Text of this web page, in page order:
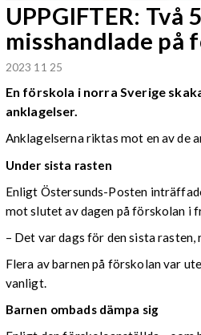
UPPGIFTER: Två
misshandlade på
2023 11 25
En förskola i norra Sverige
anklagelser.
Anklagelserna riktas mot en av de
Under sista rasten
Enligt Östersunds-Posten
mot slutet av dagen på förskolan i
– Det var dags för den sista
Flera av barnen på förskolan var
vanligt.
Barnen ombads dämpa sig